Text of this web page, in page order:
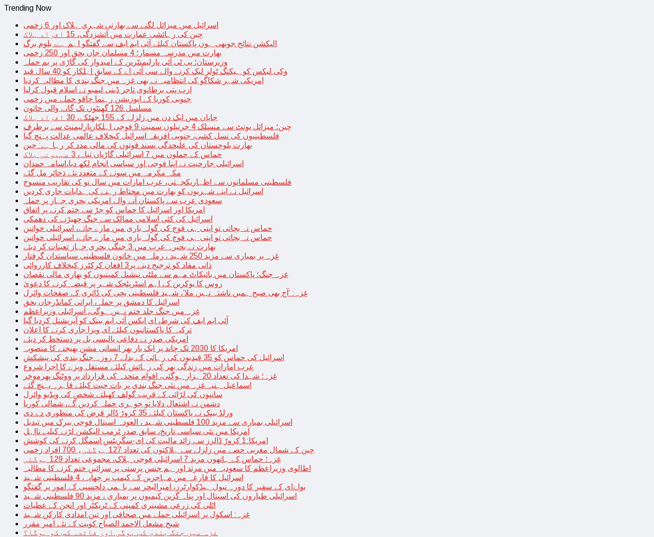
Trending Now
اسرائیل میں میزائل لگنے سے بھارتی شہری ہلاک اور 6 زخمی
چین کی رہائشی عمارت میں آتشزدگی، 15 افراد ہلاک
الیکشن نتائج جوبھی ہوں پاکستان کیلئے آئی ایم ایف سے گفتگو اہم ہے، بلوم برگ
بھارت میں مدرسہ مسمار؛ 4 مسلمان جاں بحق اور 250 زخمی
وزیرستان؛ پی ٹی آئی پارلیمنٹرین کے امیدوار کی گاڑی پر بم حملہ
وکی لیکس کو ہیکنگ ٹولز لیک کرنے والے سی آئی اے کے سابق اہلکار کو 40 سال قید
امریکی شہر شکاگو کی انتظامیہ نے بھی غزہ میں جنگ بندی کا مطالبہ کردیا
ارب پتی برطانوی تاجر ڈینی لیمبو نے اسلام قبول کرلیا
جنوبی کوریا کے اپوزیشن رہنما چاقو حملے میں زخمی
مسلسل 126 گھنٹوں تک گانے والی خاتون
جاپان میں ایک دن میں زلزلے کے 155 جھٹکے، 30 افراد ہلاک
چین؛ میزائل یونٹ سے منسلک 4 جرنیلوں سمیت 9 فوجی اہلکارپارلیمنٹ سے برطرف
فلسطینیوں کی نسل کشی، جنوبی افریقہ اسرائیل کیخلاف عالمی عدالت پہنچ گیا
بھارت بلوچستان کی علیحدگی پسند قوتوں کی مالی مدد کر رہا ہے: چین
حماس کے حملوں میں 7 اسرائیلی گاڑیاں تباہ، 3 صہیونی ہلاک
اسرائیلی جارحیت نے اپنا فوجی اور سیاسی انجام لکھ دیا،اسامہ حمدان
مکہ مکرمہ میں سونے کے متعدد نئے ذخائر مل گئے
فلسطینی مسلمانوں سے اظہاریکجہتی، عرب امارات میں سال نو کی تقاریب منسوخ
اسرائیل نے اپنے شہریوں کو بھارت میں محتاط رہنے کی ہدایات جاری کردیں
سعودی عرب سے پاکستان آنے والے امریکی بحری جہاز پر حملہ
امریکا اور اسرائیل کا حماس کو جڑ سے ختم کرنے پر اتفاق
اسرائیل کی کئی اسلامی ممالک سے جنگ چھیڑنے کی دھمکی
حماس نہ بچاتی تو اپنی ہی فوج کی گولہ باری میں مارے جاتے، اسرائیلی خواتین
حماس نہ بچاتی تو اپنی ہی فوج کی گولہ باری میں مارے جاتے، اسرائیلی خواتین
بھارت نے بحیرہ عرب میں 3 جنگی بحری جہاز تعینات کر دیئے
غزہ پر بمباری سے مزید 250 شہید ، رملہ میں خاتون فلسطینی سیاستدان گرفتار
ذاتی مفاد کو ترجیح دینے پر3 افغان کرکٹرز کیخلاف کارروائی
غزہ جنگ؛ پاکستان میں بائیکاٹ مہم سے ملٹی نیشنل کمپنیوں کو بھاری مالی نقصان
روس کا یوکرین کے اہم اسٹریٹجک شہر پر قبضہ کرنے کا دعویٰ
غزہ: ‘آج بھی صبح ہمیں ناشتہ نہیں ملا’، شہید فلسطینی بچی کی ڈائری کے صفحات وائرل
اسرائیل کا دمشق پر حملہ، ایرانی کمانڈرجاں بحق
غزہ میں جنگ جلد ختم نہیں ہوگی، اسرائیلی وزیراعظم
آئی ایم ایف کی شرط، ای ایکس آئی ایم بینک کو آپریشنل کردیا گیا
ترکیہ کا پاکستانیوں کیلئے ای ویزا جاری کرنے کا اعلان
امریکی صدر نے دفاعی پالیسی بل پر دستخط کر دیئے
امریکا کا 2030 تک چاند پر ایک بار پھر انسانی مشن بھیجنے کا منصوبہ
اسرائیل کی حماس کو 35 قیدیوں کی رہائی کے بدلے 7 روزہ جنگ بندی کی پیشکش
عرب امارات میں زندگی بھر کی رہائش کیلئے مستقل ویزے کا اجرا شروع
غزہ؛ شہدا کی تعداد 20 ہزار ہوگئی، اقوام متحدہ کی قرارداد پر ووٹنگ پھرموخر
اسماعیل ہنیہ غزہ میں نئی جنگ بندی پر بات چیت کیلئے قاہرہ پہنچ گئے
سانپوں کی لڑائی کے قریب گولف کھیلتے شخص کی ویڈیو وائرل
دشمن نے اشتعال دلایا تو جوہری حملہ کردیں گے، شمالی کوریا
ورلڈ بینک نے پاکستان کیلئے 35 کروڑ ڈالر قرض کی منظوری دے دی
اسرائیلی بمباری سے مزید 100 فلسطینی شہید ، العودہ اسپتال فوجی بیرک میں تبدیل
امریکا میں نئی سیاسی تاریخ، سابق صدر ٹرمپ الیکشن لڑنے کیلیے نااہل
امریکا:1 کروڑ ڈالرز سے زائد مالیت کی ای-سگریٹس اسمگل کرنے کی کوشش
چین کے شمال مغربی حصے میں زلزلے سے ہلاکتوں کی تعداد 127 ہوگئی، 700 افراد زخمی
غزہ؛ حماس کے ہاتھوں مزید 7 اسرائیلی فوجی ہلاک، مجموعی تعداد 129 ہوگئی
اطالوی وزیراعظم کا سعودیہ میں مرتد اور ہم جنس پرستی پر سزائیں ختم کرنے کا مطالبہ
اسرائیل کا فارعہ میں مہاجرین کے کیمپ پر چھاپہ، 4 فلسطینی شہید
یواےای کے سفیر کا دورہ نیول ہیڈکوارٹرز، امیرالبحر سے باہمی دلچسپی کے امور پر گفتگو
اسرائیلی طیاروں کی اسپتال اور پناہ گزین کیمپوں پر بمباری ، مزید 90 فلسطینی شہید
اٹلی کی زرعی مشینری کمپنی کے ٹریکٹر اور انجن کے عطیات
غزہ: اسکول پر اسرائیلی حملے میں صحافی اور تین امدادی کارکن شہید
شیخ مشعل الاحمد الصباح کویت کے نئے امیر مقرر
غزہ میں جنگ بندی کب ہوگی اور فائدہ کس کو ہوگا؟